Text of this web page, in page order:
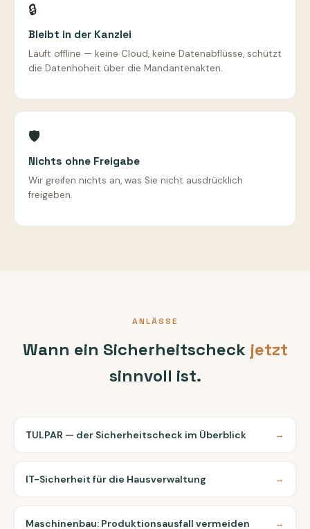
🔒
Bleibt in der Kanzlei
Läuft offline — keine Cloud, keine Datenabflüsse, schützt
die Datenhoheit über die Mandantenakten.
🛡️
Nichts ohne Freigabe
Wir greifen nichts an, was Sie nicht ausdrücklich
freigeben.
ANLÄSSE
Wann ein Sicherheitscheck jetzt
sinnvoll ist.
TULPAR — der Sicherheitscheck im Überblick →
IT-Sicherheit für die Hausverwaltung →
Maschinenbau: Produktionsausfall vermeiden →